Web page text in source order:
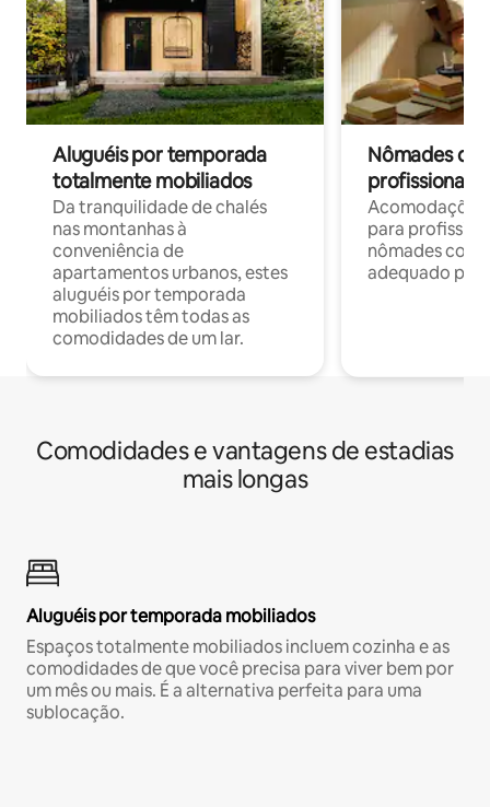
Aluguéis por temporada
totalmente mobiliados
Da tranquilidade de chalés
nas montanhas à
conveniência de
apartamentos urbanos, estes
aluguéis por temporada
mobiliados têm todas as
comodidades de um lar.
Nômades
profissionais
para
nômades com
adequado
Comodidades e vantagens de estadias
mais longas
Aluguéis por temporada mobiliados
Espaços totalmente mobiliados incluem cozinha e as
comodidades de que você precisa para viver bem por
um mês ou mais. É a alternativa perfeita para uma
sublocação.